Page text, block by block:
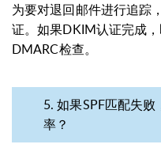
为要对退回邮件进行追踪
证。如果DKIM认证完成
DMARC检查。
5. 如果SPF匹配失
率？